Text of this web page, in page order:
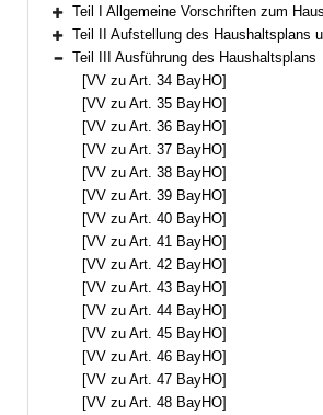
Bereich erweitern
Teil I Allgemeine Vorschriften zum
Bereich erweitern
Teil II Aufstellung des Haushaltsplans
Bereich reduzieren
Teil III Ausführung des Haushaltsplans
[VV zu Art. 34 BayHO]
[VV zu Art. 35 BayHO]
[VV zu Art. 36 BayHO]
[VV zu Art. 37 BayHO]
[VV zu Art. 38 BayHO]
[VV zu Art. 39 BayHO]
[VV zu Art. 40 BayHO]
[VV zu Art. 41 BayHO]
[VV zu Art. 42 BayHO]
[VV zu Art. 43 BayHO]
[VV zu Art. 44 BayHO]
[VV zu Art. 45 BayHO]
[VV zu Art. 46 BayHO]
[VV zu Art. 47 BayHO]
[VV zu Art. 48 BayHO]